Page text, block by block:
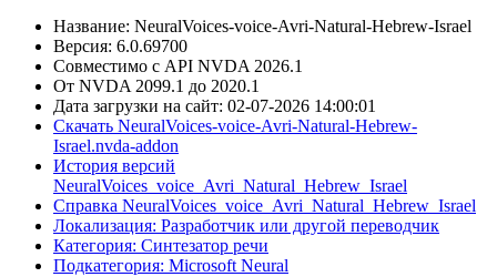
Название: NeuralVoices-voice-Avri-Natural-Hebrew-Israel
Версия: 6.0.69700
Совместимо с API NVDA 2026.1
От NVDA 2099.1 до 2020.1
Дата загрузки на сайт: 02-07-2026 14:00:01
Скачать NeuralVoices-voice-Avri-Natural-Hebrew-
Israel.nvda-addon
История версий
NeuralVoices_voice_Avri_Natural_Hebrew_Israel
Справка NeuralVoices_voice_Avri_Natural_Hebrew_Israel
Локализация: Разработчик или другой переводчик
Категория: Синтезатор речи
Подкатегория: Microsoft Neural